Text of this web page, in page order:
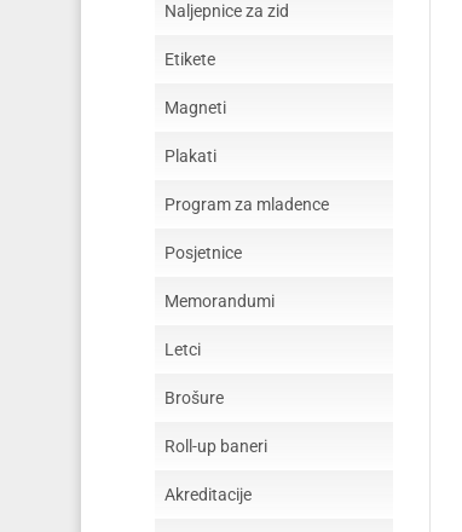
Naljepnice za zid
Etikete
Magneti
Plakati
Program za mladence
Posjetnice
Memorandumi
Letci
Brošure
Roll-up baneri
Akreditacije